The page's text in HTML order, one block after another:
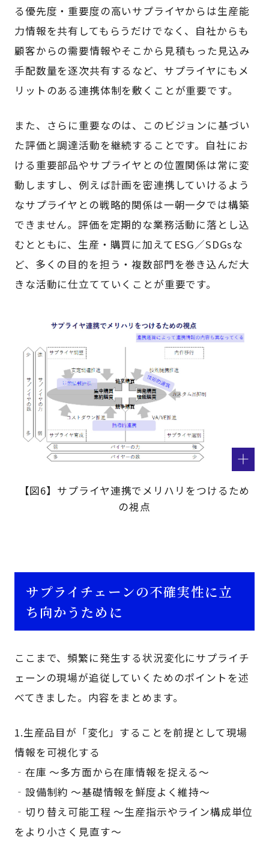
る優先度・重要度の高いサプライヤからは生産能
力情報を共有してもらうだけでなく、自社からも
顧客からの需要情報やそこから見積もった見込み
手配数量を逐次共有するなど、サプライヤにもメ
リットのある連携体制を敷くことが重要です。
また、さらに重要なのは、このビジョンに基づい
た評価と調達活動を継続することです。自社にお
ける重要部品やサプライヤとの位置関係は常に変
動しますし、例えば計画を密連携していけるよう
なサプライヤとの戦略的関係は一朝一夕では構築
できません。評価を定期的な業務活動に落とし込
むとともに、生産・購買に加えてESG／SDGsな
ど、多くの目的を担う・複数部門を巻き込んだ大
きな活動に仕立てていくことが重要です。
【図6】サプライヤ連携でメリハリをつけるため
の視点
サプライチェーンの不確実性に立
ち向かうために
ここまで、頻繁に発生する状況変化にサプライチ
ェーンの現場が追従していくためのポイントを述
べてきました。内容をまとめます。
1.生産品目が「変化」することを前提として現場
情報を可視化する
‐在庫 ～多方面から在庫情報を捉える～
‐設備制約 ～基礎情報を鮮度よく維持～
‐切り替え可能工程 ～生産指示やライン構成単位
をより小さく見直す～